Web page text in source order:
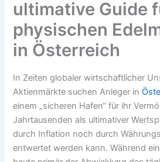
ultimative Guide
physischen
in Österreich
In Zeiten globaler wirtschaftlicher
Aktienmärkte suchen Anleger in
einem „sicheren Hafen“ für ihr
Jahrtausenden als ultimativer
durch Inflation noch durch
entwertet werden kann. Während